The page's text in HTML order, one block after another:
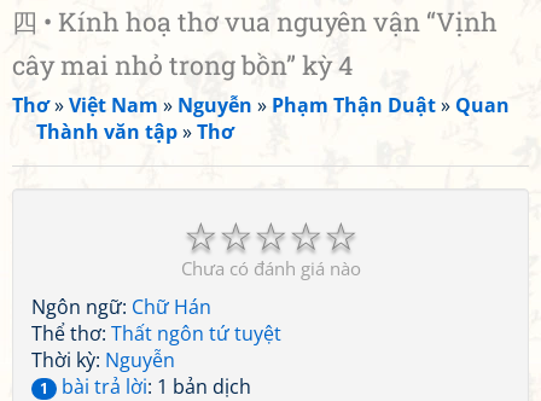
四 • Kính hoạ thơ vua nguyên vận “Vịnh
cây mai nhỏ trong bồn” kỳ 4
Thơ»Việt Nam » Nguyễn » Phạm Thận Duật» Quan
Thành văn tập»Thơ
☆
☆
☆
☆
☆
Chưa có đánh giá nào
Ngôn ngữ: Chữ Hán
Thể thơ: Thất ngôn tứ tuyệt
Thời kỳ: Nguyễn
1 bài trả lời: 1 bản dịch